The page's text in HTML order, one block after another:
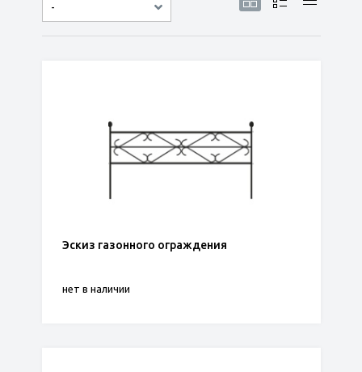
-
по популярности
сначала дешёвые
сначала дорогие
Эскиз газонного ограждения
нет в наличии